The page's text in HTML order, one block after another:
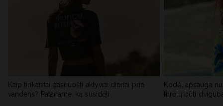
Kaip tinkamai pasiruošti aktyviai dienai prie
vandens? Patariame, ką susidėti
Kodėl apsauga
turėtų būti